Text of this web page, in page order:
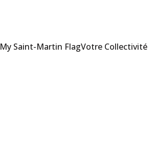
My Saint-Martin FlagVotre Collectivité